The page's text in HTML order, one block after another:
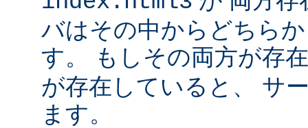
バはその中からどちら
す。 もしその両方が存
が存在していると、 サ
ます。